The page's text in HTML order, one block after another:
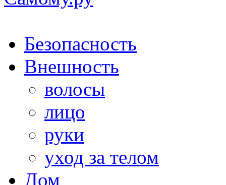
Безопасность
Внешность
волосы
лицо
руки
уход за телом
Дом